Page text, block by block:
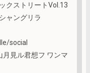
クストリートVol.13
ャングリラ
social
見ル君想フ ワンマ